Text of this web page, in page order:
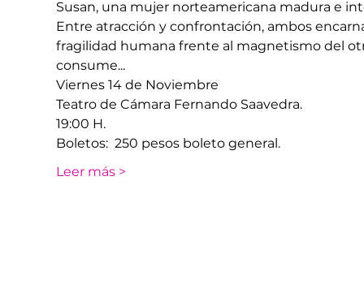
Susan, una mujer norteamericana madura e
Entre atracción y confrontación, ambos
fragilidad humana frente al magnetismo del
consume...
​Viernes 14 de Noviembre
​Teatro de Cámara Fernando Saavedra.
​19:00 H.
Boletos:  250 pesos boleto general.
Leer más >